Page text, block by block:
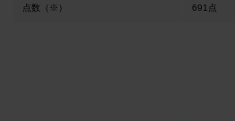
点数（※） 691点